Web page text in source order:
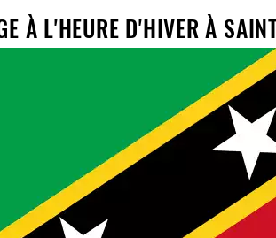
À L'HEURE D'HIVER À